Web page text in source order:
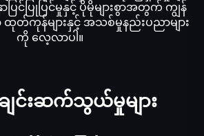
ပြင်ပြုပြင်မှုနှင့် ပိုမိုများစွာအတွက် ကျွန်
တ်ကုန်များနှင့် အသစ်မှုနည်းပညာများ
ကို လေ့လာပါ။
ချင်းဆက်သွယ်မှုများ